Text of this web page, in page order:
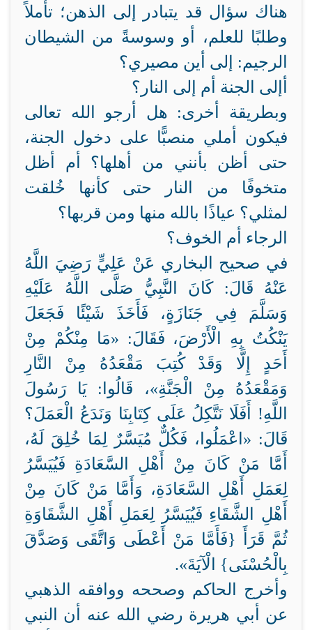
هناك سؤال قد يتبادر إلى الذهن؛ تأملاً
وطلبًا للعلم، أو وسوسةً من الشيطان
الرجيم: إلى أين مصيري؟
أإلى الجنة أم إلى النار؟
وبطريقة أخرى: هل أرجو الله تعالى
فيكون أملي منصبًّا على دخول الجنة،
حتى أظن بأنني من أهلها؟ أم أظل
متخوفًا من النار حتى كأنها خُلقت
لمثلي؟ عياذًا بالله منها ومن قربها؟
الرجاء أم الخوف؟
في صحيح البخاري عَنْ عَلِيٍّ رَضِيَ اللَّهُ
عَنْهُ قَالَ: كَانَ النَّبِيُّ صَلَّى اللَّهُ عَلَيْهِ
وَسَلَّمَ فِي جَنَازَةٍ، فَأَخَذَ شَيْئًا فَجَعَلَ
يَنْكُتُ بِهِ الْأَرْضَ، فَقَالَ: «مَا مِنْكُمْ مِنْ
أَحَدٍ إِلَّا وَقَدْ كُتِبَ مَقْعَدُهُ مِنْ النَّارِ
وَمَقْعَدُهُ مِنْ الْجَنَّةِ»، قَالُوا: يَا رَسُولَ
اللَّهِ! أَفَلَا نَتَّكِلُ عَلَى كِتَابِنَا وَنَدَعُ الْعَمَلَ؟
قَالَ: «اعْمَلُوا، فَكُلٌّ مُيَسَّرٌ لِمَا خُلِقَ لَهُ،
أَمَّا مَنْ كَانَ مِنْ أَهْلِ السَّعَادَةِ فَيُيَسَّرُ
لِعَمَلِ أَهْلِ السَّعَادَةِ، وَأَمَّا مَنْ كَانَ مِنْ
أَهْلِ الشَّقَاءِ فَيُيَسَّرُ لِعَمَلِ أَهْلِ الشَّقَاوَةِ
ثُمَّ قَرَأَ {فَأَمَّا مَنْ أَعْطَى وَاتَّقَى وَصَدَّقَ
بِالْحُسْنَى} الْآيَةَ».
وأخرج الحاكم وصححه ووافقه الذهبي
عن أبي هريرة رضي الله عنه أن النبي